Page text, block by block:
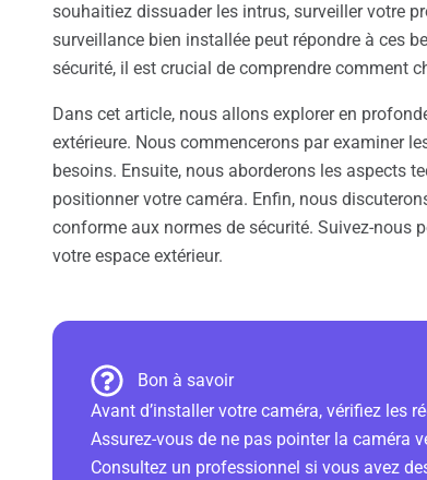
souhaitiez dissuader les intrus, surveiller votre
surveillance bien installée peut répondre à ces
sécurité, il est crucial de comprendre comment
Dans cet article, nous allons explorer en
extérieure. Nous commencerons par examiner
besoins. Ensuite, nous aborderons les aspects
positionner votre caméra. Enfin, nous
conforme aux normes de sécurité. Suivez-nous
votre espace extérieur.
Bon à savoir
Avant d’installer votre caméra, vérifiez les
Assurez-vous de ne pas pointer la caméra
Consultez un professionnel si vous avez